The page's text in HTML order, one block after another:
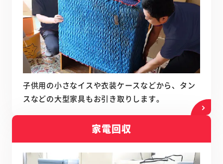
子供用の小さなイスや衣装ケースなどから、タン
スなどの大型家具もお引き取りします。
家電回収